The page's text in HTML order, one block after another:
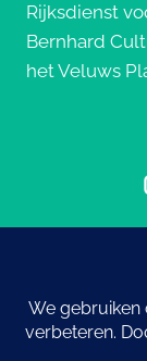
Rijksdienst
Bernhard
het Veluws